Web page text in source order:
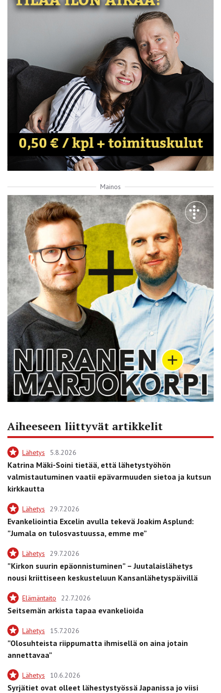
Mainos
Aiheeseen liittyvät artikkelit
Lähetys 5.8.2026
Katrina Mäki-Soini tietää, että lähetystyöhön
valmistautuminen vaatii epävarmuuden sietoa ja kutsun
kirkkautta
Lähetys 29.7.2026
Evankeliointia Excelin avulla tekevä Joakim Asplund:
”Jumala on tulosvastuussa, emme me”
Lähetys 29.7.2026
”Kirkon suurin epäonnistuminen” – Juutalaislähetys
nousi kriittiseen keskusteluun Kansanlähetyspäivillä
Elämäntaito 22.7.2026
Seitsemän arkista tapaa evankelioida
Lähetys 15.7.2026
”Olosuhteista riippumatta ihmisellä on aina jotain
annettavaa”
Lähetys 10.6.2026
Syrjätiet ovat olleet lähestystyössä Japanissa jo viisi